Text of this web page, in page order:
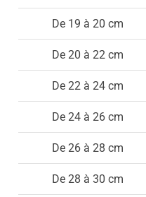
De 19 à 20 cm
De 20 à 22 cm
De 22 à 24 cm
De 24 à 26 cm
De 26 à 28 cm
De 28 à 30 cm